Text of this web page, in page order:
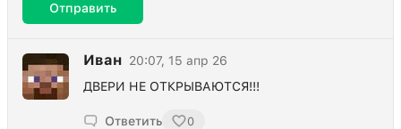
Отправить
Иван 20:07, 15 апр 26
ДВЕРИ НЕ ОТКРЫВАЮТСЯ!!!
Ответить 0